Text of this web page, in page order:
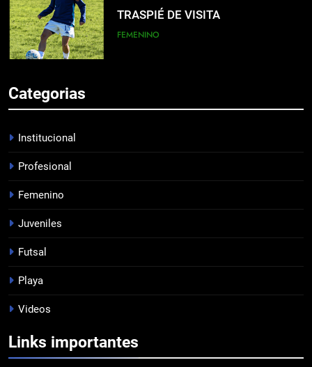
TRASPIÉ DE VISITA
FEMENINO
7
PROFESIONAL
Categorias
Institucional
Profesional
Femenino
Juveniles
Futsal
Playa
Videos
Links importantes